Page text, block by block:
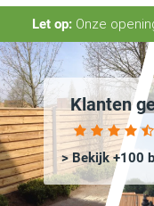
Let op:Onze
Klanten
> Bekijk +100